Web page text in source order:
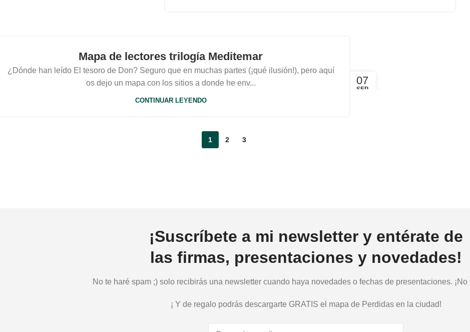
07
SEP
Mapa de lectores trilogía Meditemar
¿Dónde han leído El tesoro de Don? Seguro que en muchas partes (¡qué ilusión!), pero aquí
os dejo un mapa con los sitios a donde he env...
CONTINUAR LEYENDO
1 2 3
¡Suscríbete a mi newsletter y entérate de
las firmas, presentaciones y novedades!
No te haré spam ;) solo recibirás una newsletter cuando haya novedades o fechas de presentaciones. ¡No
¡ Y de regalo podrás descargarte GRATIS el mapa de Perdidas en la ciudad!